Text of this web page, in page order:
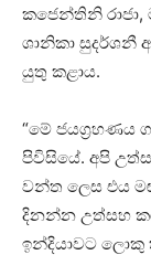
කජෙ­න්තිනි රාජා,
ශානිකා සුද­ර්ශනී
යුතු කළාය.
“මේ ජය­ග්‍ර­හ­ණය
පිවි­සියේ. අපි
වන්ත ලෙස එය
දිනන්න උත්සහ
ඉන්දි­යා­වට ලොකු